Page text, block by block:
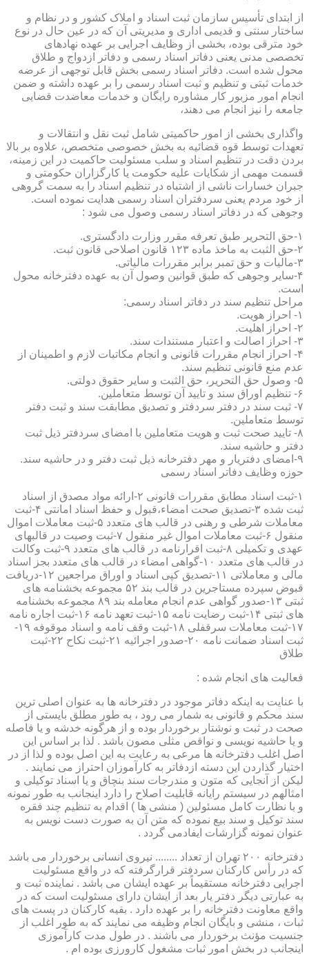
از ابتدای تأسیس سازمان ثبت اسناد و املاک کشور و در نظام و
ساختار سنتی و قدیمی اداری و مدیریتی آن که در عین حال در نوع
خود مترقی بوده، بخشی از وظایف اجرایی بر عهده نهادهای
تخصصی مدنی یعنی دفاتر اسناد رسمی و دفاتر ازدواج و طلاق
محول شده است. دفاتر اسناد رسمی بخش قابل توجهی از عرضه
خدمات ثبتی و تنظیم و ثبت اسناد رسمی را بر عهده داشته و ضمن
انجام امور مزبور کار مشاوره رایگان و خدمات معاضدت قضایی
جامعه را نیز انجام می دهند،
واگذاری بخشی از امور حاکمیتی شامل ثبت نقل و انتقالات و
تعهدات توسط قوه قضائیه به بخش خصوصی متخصص، علاوه بر بالا
بردن دقت در تنظیم اسناد و سلب مسئولیت حاکمیت در این زمینه،
قسمت مهمی از شکایات علیه حکومت یا کارگزاران حکومتی و
جبران خسارات ناشی از اشتباه در تنظیم اسناد را به سمت گروهی
از خود مردم یعنی سردفتران اسناد رسمی هدایت نموده است.
وجوهی که در دفاتر اسناد رسمی وصول می شود :
۱-حق التحریر طبق تعرفه مقرر وزارت دادگستری.
۲-حق الثبت به ماخذ ماده ۱۲۳ قانون اصلاحی قانون ثبت.
۳-مالیات و حق تمبر برابر مقررات مالیاتی.
۴-سایر وجوهی که طبق قوانین وصول آن به عهده دفترخانه محول
است.
مراحل تنظیم سند در دفاتر اسناد رسمی:
۱- احراز هویت.
۲- احراز اهلیت.
۳- احراز اصالت و اعتبار مستندات سند.
۴- احراز انجام مقررات قانونی و انجام مکاتبات لازم و اطمینان از
عدم منع قانونی تنظیم سند.
۵- وصول حق التحریر، حق الثبت و سایر حقوق دولتی.
۶- تنظیم اوراق سند و تایید آن توسط متعاملین.
۷- ثبت سند در دفتر سردفتر و تصدیق مطابقت سند و ثبت دفتر
توسط متعاملین.
۸- تایید صحت ثبت و هویت متعاملین با امضای سردفتر ذیل ثبت
دفتر و حاشیه سند.
۹-امضای دفتریار و مهر دفترخانه ذیل ثبت دفتر و در حاشیه سند.
حوزه وظایف دفاتر اسناد رسمی
۱-ثبت اسناد مطابق مقررات قانونی ۲-ارائه مواد مصدق از اسناد
ثبت شده ۳-تصدیق صحت امضاء،قبول و حفظ اسناد امانتی ۴-ثبت
معاملات شرطی و رهنی در قالب های متعدد ۵-ثبت معاملات اموال
منقول ۶-ثبت معاملات اموال غیر منقول ۷-ثبت وصیت در قالبهای
عهدی و تکمیلی ۸-ثبت اقرارنامه در قالب های متعدد ۹-ثبت وکالت
در قالب های متعدد ۱۰-گواهی امضاء در قالب های متعدد بجز اسناد
مالی و معاملاتی ۱۱-تصدیق کپی اسناد و اوراق مراجعین ۱۲-دریافت
قبوض سپرده مستاجرین در قالب بند ۵۲ مجموعه بخشنامه های
ثبتی ۱۳-صدور گواهی عدم انجام معامله بند ۸۹ مجموعه بخشنامه
های ثبتی ۱۴-ثبت رضایت نامه ۱۵-ثبت تعهد نامه ۱۶-ثبت اجاره نامه
۱۷-ثبت معاملات سرقفلی ۱۸-ثبت وقف نامه و اسناد موقوفه ۱۹-
ثبت اسناد ضمانت نامه ۲۰-صدور اجرائیه ۲۱-ثبت نکاح ۲۲-ثبت
طلاق
فعالیت های انجام شده :
با عنایت به اینکه دفاتر موجود در دفترخانه ها به عنوان اصلی ترین
سند محکم و قانونی به شمار می رود ، به طور مطلق بایستی از
صحت در ثبت و نوشتار برخوردار بوده و از هرگونه خدشه و یا فاصله
و یا حاشیه نویسی و نواقص مثلی مصون باشد . لذا بر اساس این
اصل اغلب دفترخانه ها مرعی به رعایت به این اصل بوده و لذا از در
اختیار گذاردن این دسته ازدفاتر به کارآموزان احتراز می نمایند .
لیکن از آنجایی که متون و مندرجات سند بنچاق و یا اسناد توکیلی و
امثالهم در سیستم رایانه قابلیت اصلاح را دارد اینجانب به طور نمونه
و با نظارت کامل مسئولین ( منشی ها ) اقدام به تنظیم چند فقره
سند توکیل و سند بیع نموده که متن آن به صورت دست نویس به
عنوان نمونه گزارشات ایفادمی گردد .
دفترخانه ۲۰۰ تهران از تعداد ........ نیروی انسانی برخوردار می باشد
که در رأس کارکنان سردفتر قرارگرفته که در واقع مسئولیت
اجرایی دفترخانه مستقیماً بر عهده ایشان می باشد . نماینده ثبت و
به عبارتی دیگر دفتر یار بعد از ایشان دارای مسئولیت است که در
واقع معاونت دفترخانه را بر عهده دارد . بقیه کارکنان در پست های
ثبات ، منشی و بایگان انجام وظیفه می نمایند که به طور اغلب از
جنسیت مؤنث برخوردار می باشند . در طول مدت کارآموزی
اینجانب در بخش امور ثبات مشغول کارورزی بوده ام .